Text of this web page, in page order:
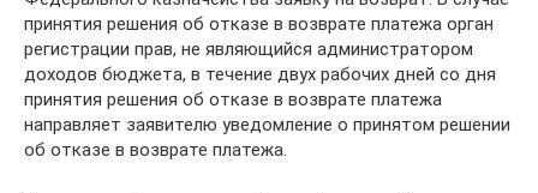
принятия решения об отказе в возврате платежа орган
регистрации прав, не являющийся администратором
доходов бюджета, в течение двух рабочих дней со дня
принятия решения об отказе в возврате платежа
направляет заявителю уведомление о принятом решении
об отказе в возврате платежа.